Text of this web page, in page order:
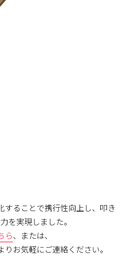
することで携行性向上し、叩き
を実現しました。
ら、または、
りお気軽にご連絡ください。